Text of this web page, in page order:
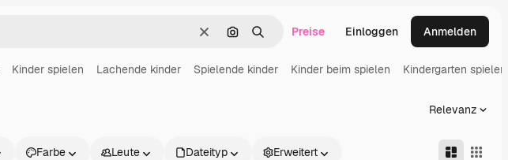
LöschenNach Bild suchen
SuchenPreise Einloggen Anmelden
Kinder spielen Lachende kinder Spielende kinder Kinder beim spielen Kindergarten spielen
Relevanz
Farbe Leute Dateityp Erweitert